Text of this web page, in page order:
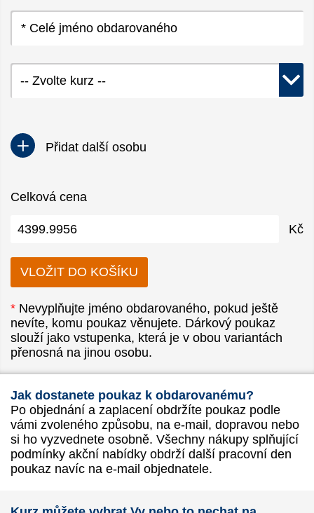
-- Zvolte kurz --
Přidat další osobu
Celková cena
Kč
* Nevyplňujte jméno obdarovaného, pokud ještě
nevíte, komu poukaz věnujete. Dárkový poukaz
slouží jako vstupenka, která je v obou variantách
přenosná na jinou osobu.
Jak dostanete poukaz k obdarovanému?
Po objednání a zaplacení obdržíte poukaz podle
vámi zvoleného způsobu, na e-mail, dopravou nebo
si ho vyzvednete osobně. Všechny nákupy splňující
podmínky akční nabídky obdrží další pracovní den
poukaz navíc na e-mail objednatele.